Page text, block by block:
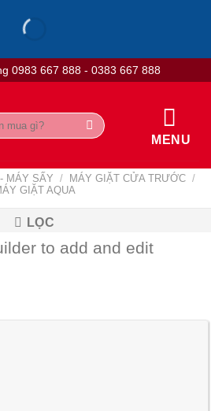
0983 667 888 - 0383 667 888
MENU
MÁY SẤY / MÁY GIẶT CỬA TRƯỚC /
GIẶT AQUA
LỌC
to add and edit